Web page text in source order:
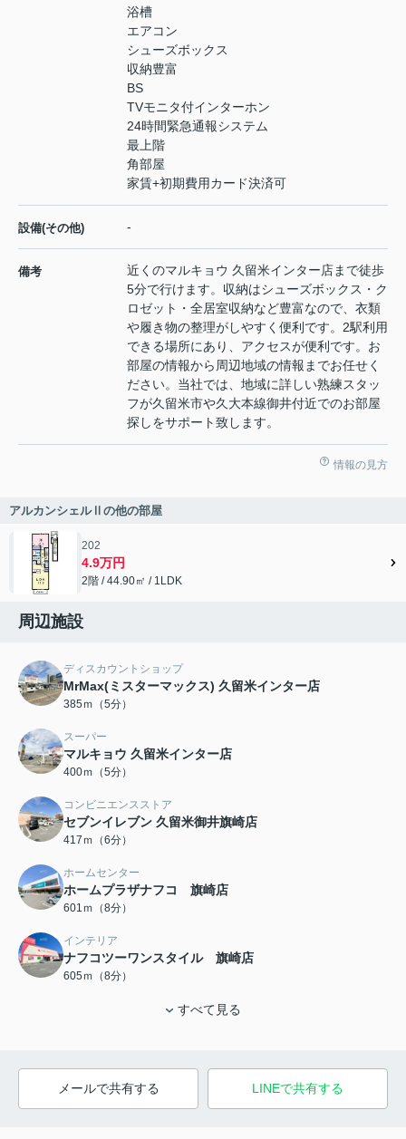
浴槽
エアコン
シューズボックス
収納豊富
BS
TVモニタ付インターホン
24時間緊急通報システム
最上階
角部屋
家賃+初期費用カード決済可
設備(その他) -
備考
近くのマルキョウ 久留米インター店まで徒歩
5分で行けます。収納はシューズボックス・ク
ロゼット・全居室収納など豊富なので、衣類
や履き物の整理がしやすく便利です。2駅利用
できる場所にあり、アクセスが便利です。お
部屋の情報から周辺地域の情報までお任せく
ださい。当社では、地域に詳しい熟練スタッ
フが久留米市や久大本線御井付近でのお部屋
探しをサポート致します。
情報の見方
アルカンシェルⅡの他の部屋
202
4.9万円
2階 / 44.90㎡ / 1LDK
周辺施設
ディスカウントショップ
MrMax(ミスターマックス) 久留米インター店
385ｍ（5分）
スーパー
マルキョウ 久留米インター店
400ｍ（5分）
コンビニエンスストア
セブンイレブン 久留米御井旗崎店
417ｍ（6分）
ホームセンター
ホームプラザナフコ 旗崎店
601ｍ（8分）
インテリア
ナフコツーワンスタイル 旗崎店
605ｍ（8分）
すべて見る
メールで共有する LINEで共有する